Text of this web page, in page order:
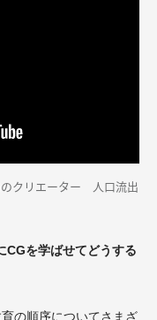
のクリエーター 人口流出
CGを学ばせてどうする
の順序についてさまざ